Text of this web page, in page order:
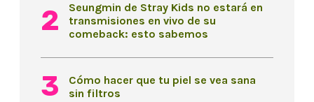
Seungmin de Stray Kids no estará en
transmisiones en vivo de su
comeback: esto sabemos
Cómo hacer que tu piel se vea sana
sin filtros